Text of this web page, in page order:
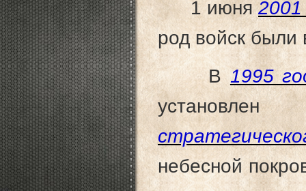
1 июня2001
род войск
В 1995
небесной